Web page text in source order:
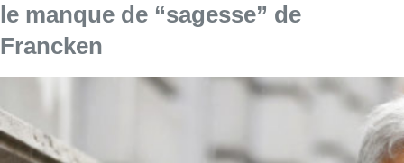
le manque de “sagesse” de
Francken